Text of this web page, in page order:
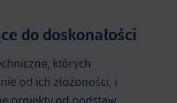
do doskonałości
których
od ich złożoności, i